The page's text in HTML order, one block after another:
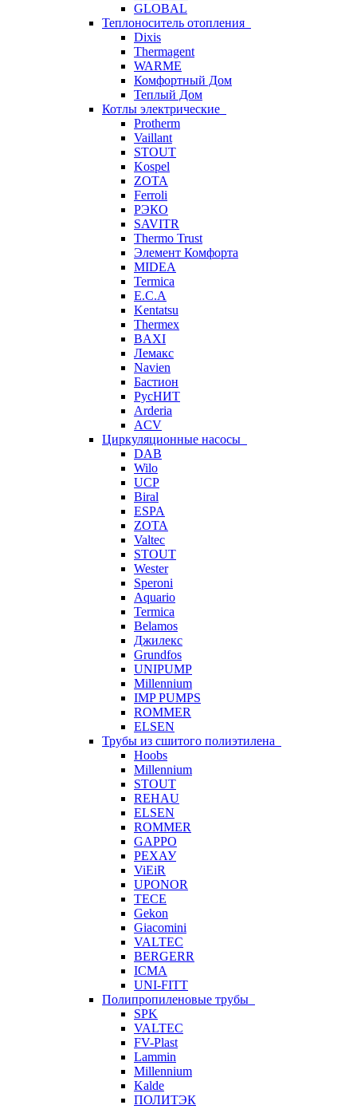
GLOBAL
Теплоноситель отопления
Dixis
Thermagent
WARME
Комфортный Дом
Теплый Дом
Котлы электрические
Protherm
Vaillant
STOUT
Kospel
ZOTA
Ferroli
РЭКО
SAVITR
Thermo Trust
Элемент Комфорта
MIDEA
Termica
E.C.A
Kentatsu
Thermex
BAXI
Лемакс
Navien
Бастион
РусНИТ
Arderia
ACV
Циркуляционные насосы
DAB
Wilo
UCP
Biral
ESPA
ZOTA
Valtec
STOUT
Wester
Speroni
Aquario
Termica
Belamos
Джилекс
Grundfos
UNIPUMP
Millennium
IMP PUMPS
ROMMER
ELSEN
Трубы из сшитого полиэтилена
Hoobs
Millennium
STOUT
REHAU
ELSEN
ROMMER
GAPPO
РЕХАУ
ViEiR
UPONOR
TECE
Gekon
Giacomini
VALTEC
BERGERR
ICMA
UNI-FITT
Полипропиленовые трубы
SPK
VALTEC
FV-Plast
Lammin
Millennium
Kalde
ПОЛИТЭК